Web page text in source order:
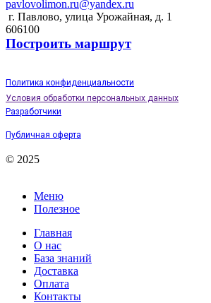
pavlovolimon.ru@yandex.ru
г. Павлово, улица Урожайная, д. 1
606100
Построить маршрут
Политика конфиденциальности
Условия обработки персональных данных
Разработчики
Публичная оферта
© 2025
Меню
Полезное
Главная
О нас
База знаний
Доставка
Оплата
Контакты